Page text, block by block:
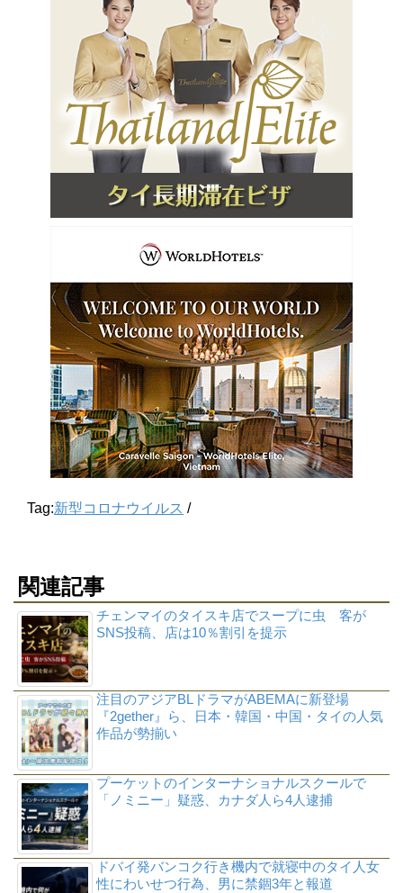
Tag:新型コロナウイルス /
関連記事
チェンマイのタイスキ店でスープに虫 客が
SNS投稿、店は10％割引を提示
注目のアジアBLドラマがABEMAに新登場
『2gether』ら、日本・韓国・中国・タイの人気
作品が勢揃い
プーケットのインターナショナルスクールで
「ノミニー」疑惑、カナダ人ら4人逮捕
ドバイ発バンコク行き機内で就寝中のタイ人女
性にわいせつ行為、男に禁錮3年と報道